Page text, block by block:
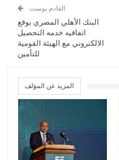
القادم بوست
البنك الأهلي المصري يوقع
اتفاقيه خدمه التحصيل
الالكتروني مع الهيئة القومية
للتأمين
المزيد عن المؤلف